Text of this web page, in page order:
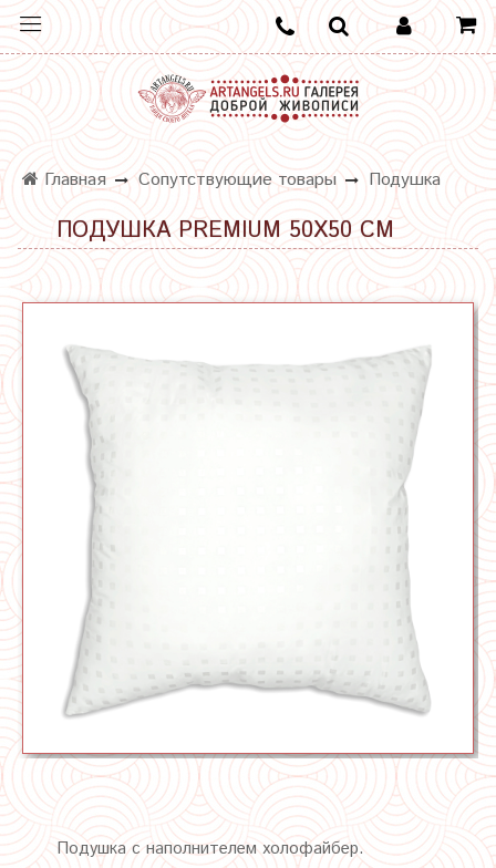
Главная Сопутствующие товары Подушка
ПОДУШКА PREMIUM 50Х50 СМ
Подушка с наполнителем холофайбер.